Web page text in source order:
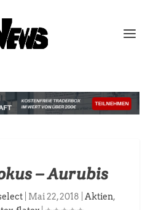
– Aurubis
Mai 22, 2018 Aktien,